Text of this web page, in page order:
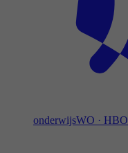
onderwijsWO · HBO